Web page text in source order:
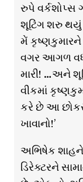
રુપે વર્કશોપ્સ
શૂટિંગ શરુ થયું
મેં કૃષ્ણકુમારને
વગર આગળ
મારી! …અને
વીકમાં
કરે છે આ
ખાવાનો!’
અભિષેક
ડિરેક્ટરને